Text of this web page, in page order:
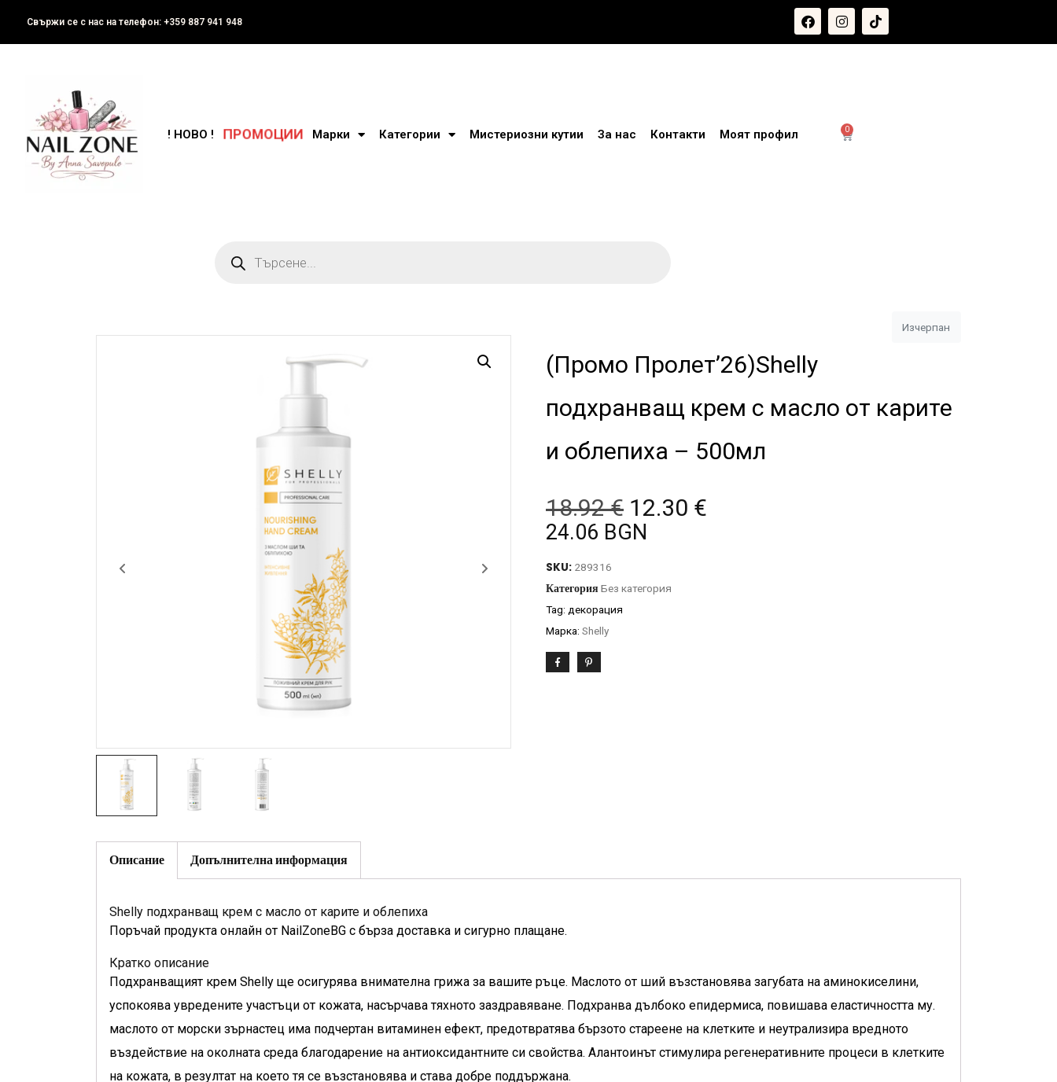
Свържи се с нас на телефон: +359 887 941 948
0
! НОВО ! ПРОМОЦИИ Марки Категории Мистериозни кутии За нас Контакти Моят профил
Изчерпан
(Промо Пролет’26)Shelly
подхранващ крем с масло от карите
и облепиха – 500мл
18.92€ 12.30 €
24.06 BGN
SKU: 289316
Категория Без категория
Tag: декорация
Марка: Shelly
Описание Допълнителна информация
Shelly подхранващ крем с масло от карите и облепиха
Поръчай продукта онлайн от NailZoneBG с бърза доставка и сигурно плащане.
Кратко описание
Подхранващият крем Shelly ще осигурява внимателна грижа за вашите ръце. Маслото от ший възстановява загубата на аминокиселини,
успокоява увредените участъци от кожата, насърчава тяхното заздравяване. Подхранва дълбоко епидермиса, повишава еластичността му.
маслото от морски зърнастец има подчертан витаминен ефект, предотвратява бързото стареене на клетките и неутрализира вредното
въздействие на околната среда благодарение на антиоксидантните си свойства. Алантоинът стимулира регенеративните процеси в клетките
на кожата, в резултат на което тя се възстановява и става добре поддържана.